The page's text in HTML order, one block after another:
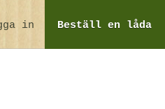
Beställen låda
in